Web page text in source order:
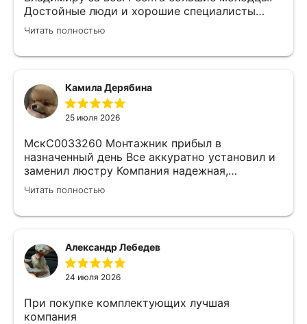
Достойные люди и хорошие специалисты
своего дела. Молодцы просто, нет слов.
Читать полностью
Камила Дерябина
25 июля 2026
МскС0033260 Монтажник прибыл в
назначенный день Все аккуратно установил и
заменил люстру Компания надежная,
изначально был заключен договор с
замерщиком Делают приятные скидки Не
Читать полностью
Александр Лебедев
24 июля 2026
При покупке комплектующих лучшая
компания